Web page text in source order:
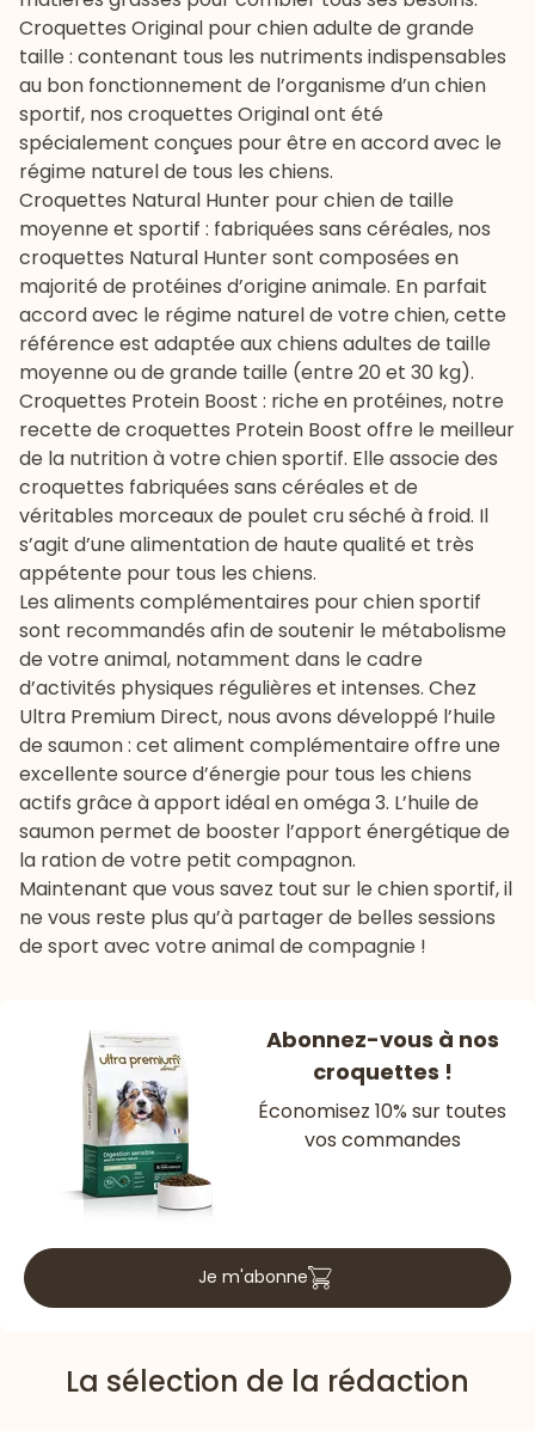
Croquettes Original pour chien adulte de grande
taille : contenant tous les nutriments indispensables
au bon fonctionnement de l’organisme d’un chien
sportif, nos croquettes Original ont été
spécialement conçues pour être en accord avec le
régime naturel de tous les chiens.
Croquettes Natural Hunter pour chien de taille
moyenne et sportif : fabriquées sans céréales, nos
croquettes Natural Hunter sont composées en
majorité de protéines d’origine animale. En parfait
accord avec le régime naturel de votre chien, cette
référence est adaptée aux chiens adultes de taille
moyenne ou de grande taille (entre 20 et 30 kg).
Croquettes Protein Boost : riche en protéines, notre
recette de croquettes Protein Boost offre le meilleur
de la nutrition à votre chien sportif. Elle associe des
croquettes fabriquées sans céréales et de
véritables morceaux de poulet cru séché à froid. Il
s’agit d’une alimentation de haute qualité et très
appétente pour tous les chiens.
Les aliments complémentaires pour chiensportif
sont recommandés afin de soutenir le métabolisme
de votre animal, notamment dans le cadre
d’activités physiques régulières et intenses. Chez
Ultra Premium Direct, nous avons développé l’huile
de saumon: cet aliment complémentaire offre une
excellente source d’énergie pour tous les chiens
actifs grâce à apport idéal en oméga 3. L’huile de
saumon permet de booster l’apport énergétique de
la ration de votre petit compagnon.
Maintenant que vous savez tout sur le chien sportif, il
ne vous reste plus qu’à partager de belles sessions
de sport avec votre animal de compagnie !
Abonnez-vous à nos
croquettes !
Économisez 10% sur toutes
vos commandes
Je m'abonne
La sélection de la rédaction